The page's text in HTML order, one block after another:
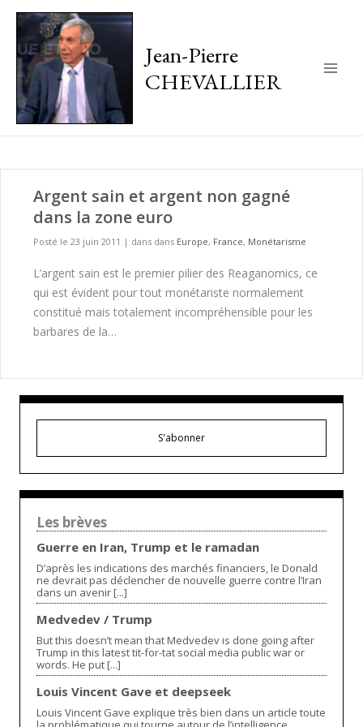
Jean-Pierre
CHEVALLIER
Argent sain et argent non gagné
dans la zone euro
Posté le 23 juin 2011 | dans dans Europe, France, Monétarisme
L’argent sain est le premier pilier des Reaganomics, ce
qui est évident pour tout monétariste normalement
constitué mais totalement incompréhensible pour les
barbares de la…
S'abonner
Les brèves
Guerre en Iran, Trump et le ramadan
D’après les indications des marchés financiers, le Donald
ne devrait pas déclencher de nouvelle guerre contre l’Iran
dans un avenir [...]
Medvedev / Trump
But this doesn’t mean that Medvedev is done going after
Trump in this latest tit-for-tat social media public war or
words. He put [...]
Louis Vincent Gave et deepseek
Louis Vincent Gave explique très bien dans un article toute